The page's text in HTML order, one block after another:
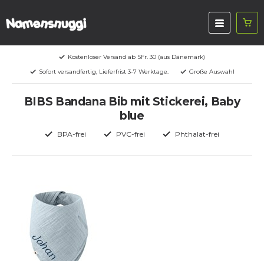
Kostenloser Versand ab SFr. 30 (aus Dänemark)
Sofort versandfertig, Lieferfrist 3-7 Werktage.
Große Auswahl
BIBS Bandana Bib mit Stickerei, Baby
blue
BPA-frei PVC-frei Phthalat-frei